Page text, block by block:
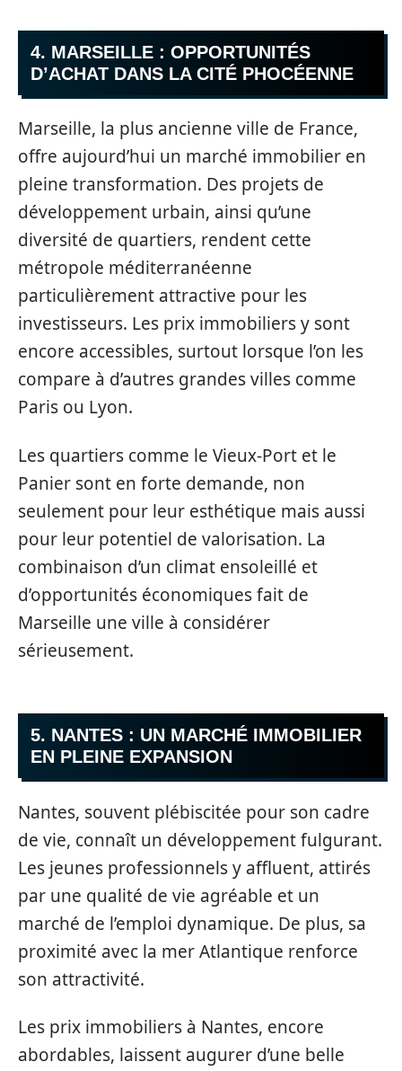
4. MARSEILLE : OPPORTUNITÉS
D’ACHAT DANS LA CITÉ PHOCÉENNE
Marseille, la plus ancienne ville de France,
offre aujourd’hui un marché immobilier en
pleine transformation. Des projets de
développement urbain, ainsi qu’une
diversité de quartiers, rendent cette
métropole méditerranéenne
particulièrement attractive pour les
investisseurs. Les prix immobiliers y sont
encore accessibles, surtout lorsque l’on les
compare à d’autres grandes villes comme
Paris ou Lyon.
Les quartiers comme le Vieux-Port et le
Panier sont en forte demande, non
seulement pour leur esthétique mais aussi
pour leur potentiel de valorisation. La
combinaison d’un climat ensoleillé et
d’opportunités économiques fait de
Marseille une ville à considérer
sérieusement.
5. NANTES : UN MARCHÉ IMMOBILIER
EN PLEINE EXPANSION
Nantes, souvent plébiscitée pour son cadre
de vie, connaît un développement fulgurant.
Les jeunes professionnels y affluent, attirés
par une qualité de vie agréable et un
marché de l’emploi dynamique. De plus, sa
proximité avec la mer Atlantique renforce
son attractivité.
Les prix immobiliers à Nantes, encore
abordables, laissent augurer d’une belle